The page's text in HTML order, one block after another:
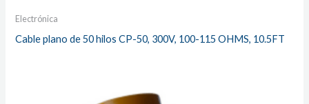
Electrónica
Cable plano de 50 hilos CP-50, 300V, 100-115 OHMS, 10.5FT